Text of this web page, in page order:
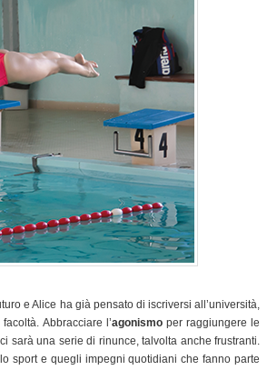
e Alice ha già pensato di iscriversi all’università,
Abbracciare l’agonismoper raggiungere le
sarà una serie di rinunce, talvolta anche frustranti.
sport e quegli impegni quotidiani che fanno parte